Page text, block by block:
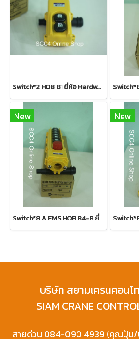
Switch*2 HOB 81 ยี่ห้อ Hardwork
New
Switch*8 & EMS HOB 84-B ยี่ห้อ Hardwork
New
บริษัท สยามเครนคอนโ
SIAM CRANE
สายด่วน 084-090 4939 (คุณปุ้ม/